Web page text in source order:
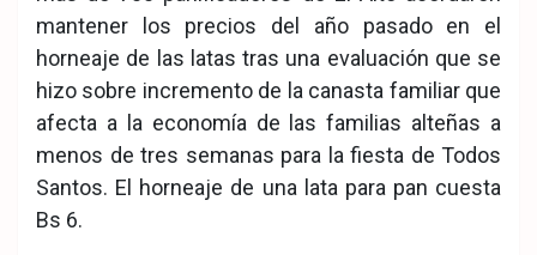
mantener los precios del año pasado en el
horneaje de las latas tras una evaluación que se
hizo sobre incremento de la canasta familiar que
afecta a la economía de las familias alteñas a
menos de tres semanas para la fiesta de Todos
Santos. El horneaje de una lata para pan cuesta
Bs 6.